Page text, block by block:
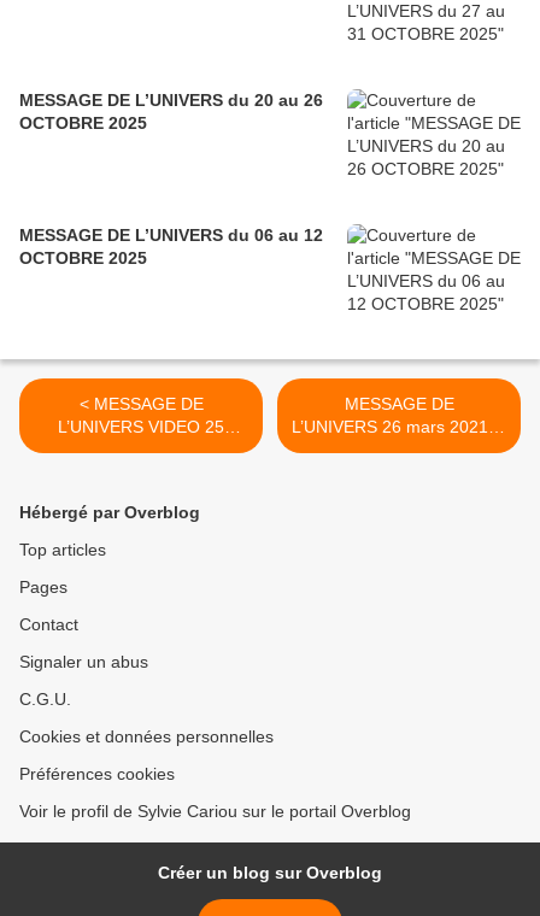
MESSAGE DE L’UNIVERS du 20 au 26
OCTOBRE 2025
MESSAGE DE L’UNIVERS du 06 au 12
OCTOBRE 2025
< MESSAGE DE
L’UNIVERS VIDEO 25
MARS 2021 LA CROIX
MESSAGE DE
L’UNIVERS 26 mars 2021 le
desert nous invite ) faire
Hébergé par Overblog
Top articles
Pages
Contact
Signaler un abus
C.G.U.
Cookies et données personnelles
Préférences cookies
Voir le profil de Sylvie Cariou sur le portail Overblog
Créer un blog sur Overblog